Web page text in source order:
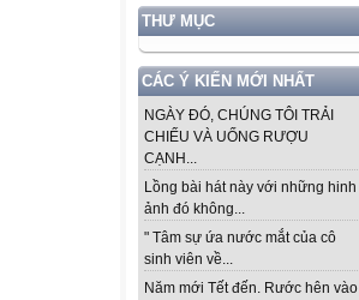
THƯ MỤC
CÁC Ý KIẾN MỚI NHẤT
NGÀY ĐÓ, CHÚNG TÔI TRẢI
CHIẾU VÀ UỐNG RƯỢU
CẠNH...
Lồng bài hát này với những hinh
ảnh đó không...
" Tâm sự ứa nước mắt của cô
sinh viên về...
Năm mới Tết đến. Rước hên vào